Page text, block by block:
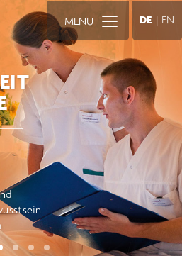
DE | EN
MENÜ